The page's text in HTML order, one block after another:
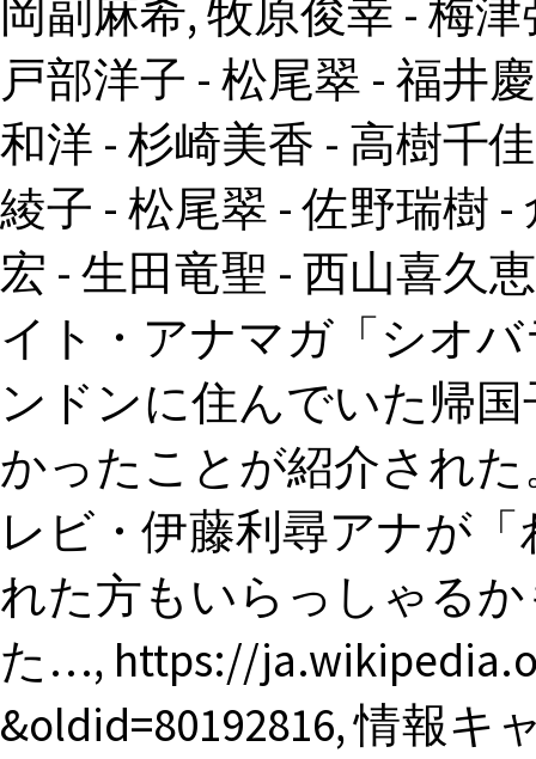
岡副麻希, 牧原俊幸 - 梅
戸部洋子 - 松尾翠 - 福井
和洋 - 杉崎美香 - 高樹千
綾子 - 松尾翠 - 佐野瑞樹
宏 - 生田竜聖 - 西山喜久
イト・アナマガ「シオ
ンドンに住んでいた帰
かったことが紹介され
レビ・伊藤利尋アナが
れた方もいらっしゃる
た…, https://
&oldid=80192816, 情報キ